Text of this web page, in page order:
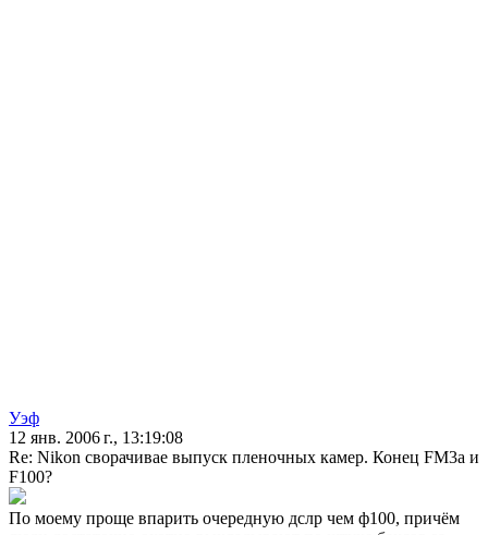
Уэф
12 янв. 2006 г., 13:19:08
Re: Nikon сворачивае выпуск пленочных камер. Конец FM3a и
F100?
По моему проще впарить очередную дслр чем ф100, причём